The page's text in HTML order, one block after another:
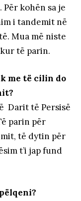
kohën sa je
i tandemit në
Mua më niste
të parin.
me të cilin do
Darit të Persisë
parin për
të dytin për
t’i jap fund